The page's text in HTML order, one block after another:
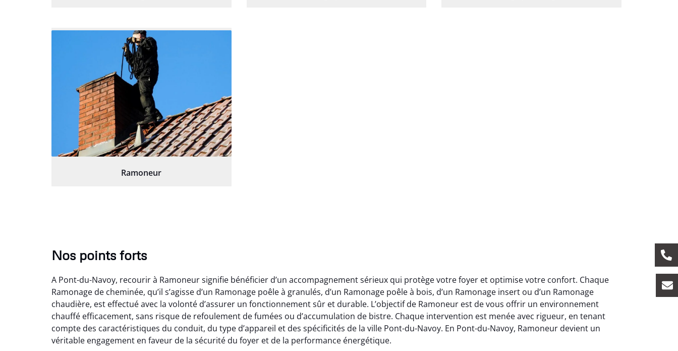
Ramoneur
Nos points forts
A Pont-du-Navoy, recourir à Ramoneur signifie bénéficier d’un accompagnement sérieux qui protège votre foyer et optimise votre confort. Chaque
Ramonage de cheminée, qu’il s’agisse d’un Ramonage poêle à granulés, d’un Ramonage poêle à bois, d’un Ramonage insert ou d’un Ramonage
chaudière, est effectué avec la volonté d’assurer un fonctionnement sûr et durable. L’objectif de Ramoneur est de vous offrir un environnement
chauffé efficacement, sans risque de refoulement de fumées ou d’accumulation de bistre. Chaque intervention est menée avec rigueur, en tenant
compte des caractéristiques du conduit, du type d’appareil et des spécificités de la ville Pont-du-Navoy. En Pont-du-Navoy, Ramoneur devient un
véritable engagement en faveur de la sécurité du foyer et de la performance énergétique.